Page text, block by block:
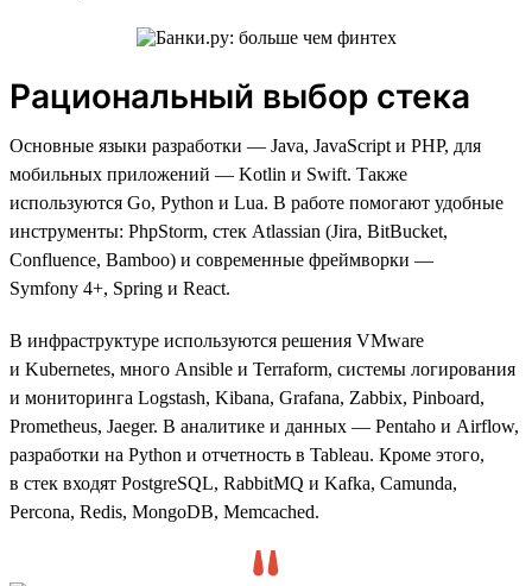
Рациональный выбор стека
Основные языки разработки — Java, JavaScript и PHP, для
мобильных приложений — Kotlin и Swift. Также
используются Go, Python и Lua. В работе помогают удобные
инструменты: PhpStorm, стек Atlassian (Jira, BitBucket,
Confluence, Bamboo) и современные фреймворки —
Symfony 4+, Spring и React.
В инфраструктуре используются решения VMware
и Kubernetes, много Ansible и Terraform, системы логирования
и мониторинга Logstash, Kibana, Grafana, Zabbix, Pinboard,
Prometheus, Jaeger. В аналитике и данных — Pentaho и Airflow,
разработки на Python и отчетность в Tableau. Кроме этого,
в стек входят PostgreSQL, RabbitMQ и Kafka, Camunda,
Percona, Redis, MongoDB, Memcached.